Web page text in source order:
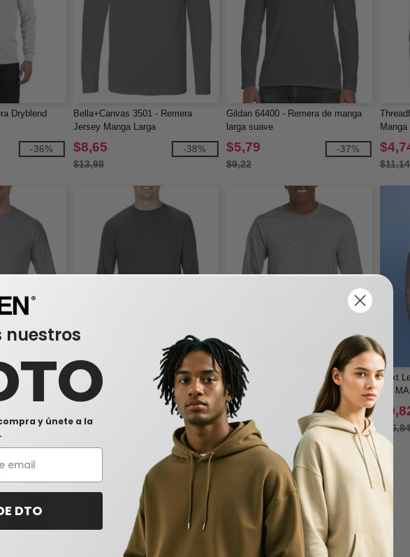
Dryblend
-36%
Bella+Canvas 3501 - Remera
Jersey Manga Larga
$8,65
$13,98
-38%
Gildan 64400 - Remera de manga
larga suave
$5,79
$9,22
-37%
$11,14
- Remera
ringspun
Alstyle AL1304 - Camiseta de
manga larga para adulto de 6.0 oz.,
100% algodón
$10,02
-40%
Gildan GH400 - Remera Hammer de
manga larga para adultos
$5,69
$11,58
-51%
Next
DE
PARA
$16,84
nuestros
y únete a la
DTO